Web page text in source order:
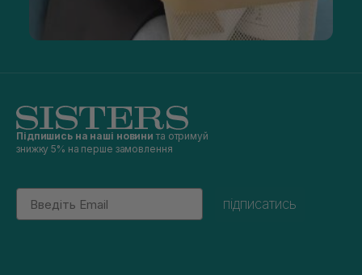
Підпишись на наші новини та отримуй
знижку 5% на перше замовлення
Email
підписатись